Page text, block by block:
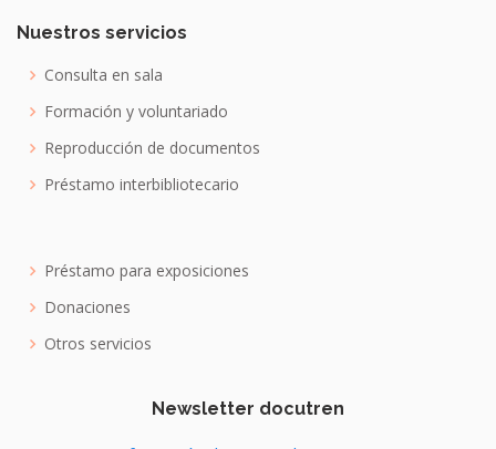
Nuestros servicios
Consulta en sala
Formación y voluntariado
Reproducción de documentos
Préstamo interbibliotecario
Préstamo para exposiciones
Donaciones
Otros servicios
Newsletter docutren